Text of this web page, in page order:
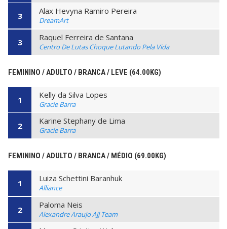
3 Alax Hevyna Ramiro Pereira
DreamArt
3 Raquel Ferreira de Santana
Centro De Lutas Choque Lutando Pela Vida
FEMININO / ADULTO / BRANCA / LEVE (64.00KG)
1 Kelly da Silva Lopes
Gracie Barra
2 Karine Stephany de Lima
Gracie Barra
FEMININO / ADULTO / BRANCA / MÉDIO (69.00KG)
1 Luiza Schettini Baranhuk
Alliance
2 Paloma Neis
Alexandre Araujo AJJ Team